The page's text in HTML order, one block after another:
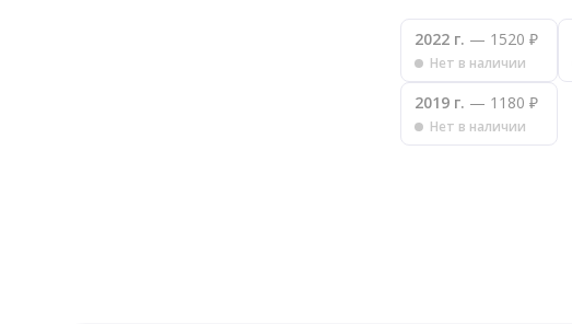
2022 г. — 1520 ₽
Нет в наличии
2019 г. — 1180 ₽
Нет в наличии